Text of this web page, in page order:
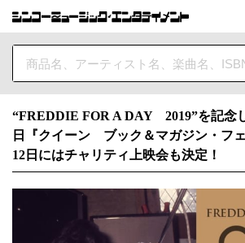
“FREDDIE FOR A DAY 2019”を記念
日『クイーン ブック＆マガジン・フ
12日にはチャリティ上映会も決定！